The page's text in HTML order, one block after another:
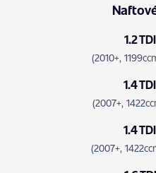
1.2
(2010+,
1.4
(2007+,
1.4
(2007+,